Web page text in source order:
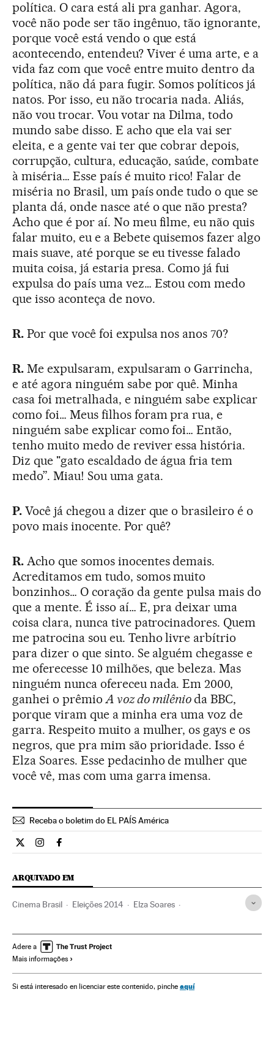
política. O cara está ali pra ganhar. Agora,
você não pode ser tão ingênuo, tão ignorante,
porque você está vendo o que está
acontecendo, entendeu? Viver é uma arte, e a
vida faz com que você entre muito dentro da
política, não dá para fugir. Somos políticos já
natos. Por isso, eu não trocaria nada. Aliás,
não vou trocar. Vou votar na Dilma, todo
mundo sabe disso. E acho que ela vai ser
eleita, e a gente vai ter que cobrar depois,
corrupção, cultura, educação, saúde, combate
à miséria… Esse país é muito rico! Falar de
miséria no Brasil, um país onde tudo o que se
planta dá, onde nasce até o que não presta?
Acho que é por aí. No meu filme, eu não quis
falar muito, eu e a Bebete quisemos fazer algo
mais suave, até porque se eu tivesse falado
muita coisa, já estaria presa. Como já fui
expulsa do país uma vez… Estou com medo
que isso aconteça de novo.
R.Por que você foi expulsa nos anos 70?
R.Me expulsaram, expulsaram o Garrincha,
e até agora ninguém sabe por quê. Minha
casa foi metralhada, e ninguém sabe explicar
como foi… Meus filhos foram pra rua, e
ninguém sabe explicar como foi… Então,
tenho muito medo de reviver essa história.
Diz que "gato escaldado de água fria tem
medo”. Miau! Sou uma gata.
P. Você já chegou a dizer que o brasileiro é o
povo mais inocente. Por quê?
R.Acho que somos inocentes demais.
Acreditamos em tudo, somos muito
bonzinhos… O coração da gente pulsa mais do
que a mente. É isso aí… E, pra deixar uma
coisa clara, nunca tive patrocinadores. Quem
me patrocina sou eu. Tenho livre arbítrio
para dizer o que sinto. Se alguém chegasse e
me oferecesse 10 milhões, que beleza. Mas
ninguém nunca ofereceu nada. Em 2000,
ganhei o prêmioA voz do milênioda BBC,
porque viram que a minha era uma voz de
garra. Respeito muito a mulher, os gays e os
negros, que pra mim são prioridade. Isso é
Elza Soares. Esse pedacinho de mulher que
você vê, mas com uma garra imensa.
Receba o boletim do EL PAÍS América
Cultura El País Brasil en Twitter
Cultura El País Brasil en Instagram
Cultura El País Brasil en Facebook
ARQUIVADO EM
Cinema Brasil Eleições 2014 Elza Soares
Eleições Brasil Estilos musicais
Cinema
Adere a
Mais informações
Si está interesado en licenciar este contenido, pinche aquí